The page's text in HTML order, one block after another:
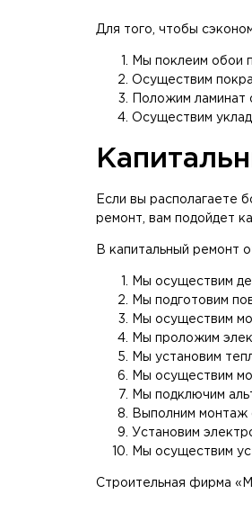
Для того, чтобы
Мы поклеим обои
Осуществим
Положим ламинат
Осуществим
Если вы располагаете
ремонт, вам подойдет
В капитальный ремонт
Мы осуществим
Мы подготовим
Мы осуществим
Мы проложим
Мы установим
Мы осуществим
Мы подключим
Выполним монтаж
Установим
Мы осуществим
Строительная фирма